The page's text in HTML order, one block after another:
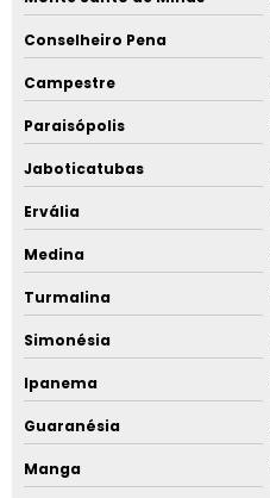
Conselheiro Pena
Campestre
Paraisópolis
Jaboticatubas
Ervália
Medina
Turmalina
Simonésia
Ipanema
Guaranésia
Manga